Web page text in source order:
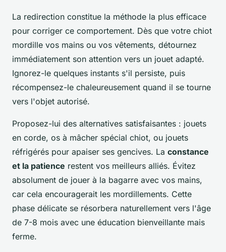
La redirection constitue la méthode la plus efficace
pour corriger ce comportement. Dès que votre chiot
mordille vos mains ou vos vêtements, détournez
immédiatement son attention vers un jouet adapté.
Ignorez-le quelques instants s'il persiste, puis
récompensez-le chaleureusement quand il se tourne
vers l'objet autorisé.
Proposez-lui des alternatives satisfaisantes : jouets
en corde, os à mâcher spécial chiot, ou jouets
réfrigérés pour apaiser ses gencives. La constance
et la patience restent vos meilleurs alliés. Évitez
absolument de jouer à la bagarre avec vos mains,
car cela encouragerait les mordillements. Cette
phase délicate se résorbera naturellement vers l'âge
de 7-8 mois avec une éducation bienveillante mais
ferme.